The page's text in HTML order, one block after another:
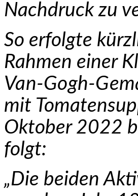
Nachdruck zu
So erfolgte
Rahmen einer
Van-Gogh-
mit
Oktober 2022
folgt:
„Die beiden